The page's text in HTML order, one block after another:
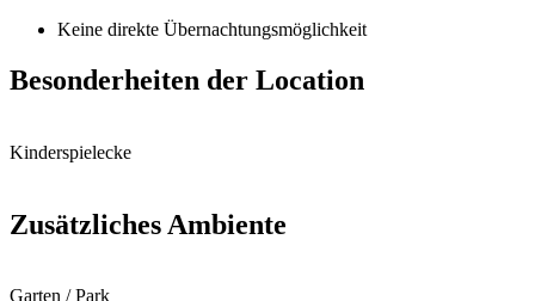
Keine direkte Übernachtungsmöglichkeit
Besonderheiten der Location
Kinderspielecke
Zusätzliches Ambiente
Garten / Park